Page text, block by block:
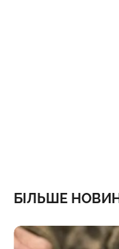
БІЛЬШЕ